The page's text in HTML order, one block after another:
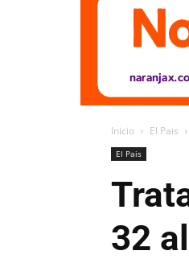
Inicio El Pais
El Pais
32